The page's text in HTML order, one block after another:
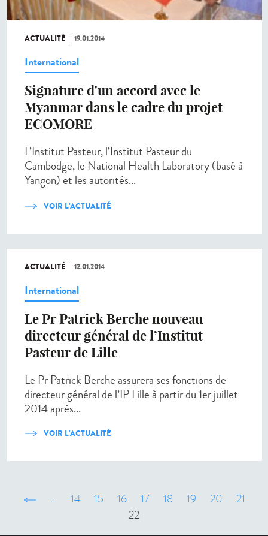
ACTUALITÉ 19.01.2014
International
Signature d'un accord avec le
Myanmar dans le cadre du projet
ECOMORE
L’Institut Pasteur, l’Institut Pasteur du
Cambodge, le National Health Laboratory (basé à
Yangon) et les autorités...
VOIR L'ACTUALITÉ
ACTUALITÉ 12.01.2014
International
Le Pr Patrick Berche nouveau
directeur général de l’Institut
Pasteur de Lille
Le Pr Patrick Berche assurera ses fonctions de
directeur général de l’IP Lille à partir du 1er juillet
2014 après...
VOIR L'ACTUALITÉ
‹ précédent
… 14 15 16 17 18 19 20
21
22